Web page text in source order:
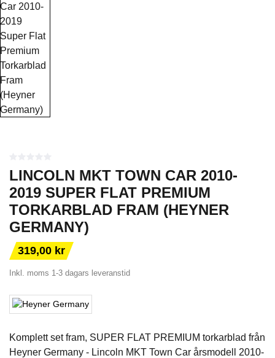
LINCOLN MKT TOWN CAR 2010-
2019 SUPER FLAT PREMIUM
TORKARBLAD FRAM (HEYNER
GERMANY)
319,00 kr
Inkl. moms 1-3 dagars leveranstid
Komplett set fram, SUPER FLAT PREMIUM torkarblad från
Heyner Germany - Lincoln MKT Town Car årsmodell 2010-